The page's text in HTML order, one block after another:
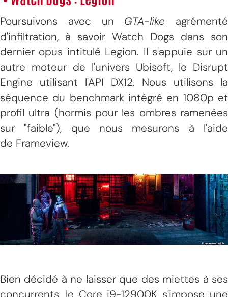
Poursuivons avec un GTA-like agrémenté
d'infiltration, à savoir Watch Dogs dans son
dernier opus intitulé Legion. Il s'appuie sur un
autre moteur de l'univers Ubisoft, le Disrupt
Engine utilisant l'API DX12. Nous utilisons la
séquence du benchmark intégré en 1080p et
profil ultra (hormis pour les ombres ramenées
sur "faible"), que nous mesurons à l'aide
de Frameview.
Bien décidé à ne laisser que des miettes à ses